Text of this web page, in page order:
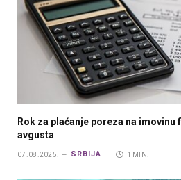
Rok za plaćanje poreza na imovinu
avgusta
07.08.2025. SRBIJA 1 MIN.